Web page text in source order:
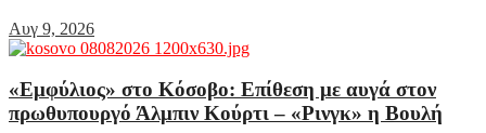
Αυγ 9, 2026
«Εμφύλιος» στο Κόσοβο: Επίθεση με αυγά στον
πρωθυπουργό Άλμπιν Κούρτι – «Ρινγκ» η Βουλή